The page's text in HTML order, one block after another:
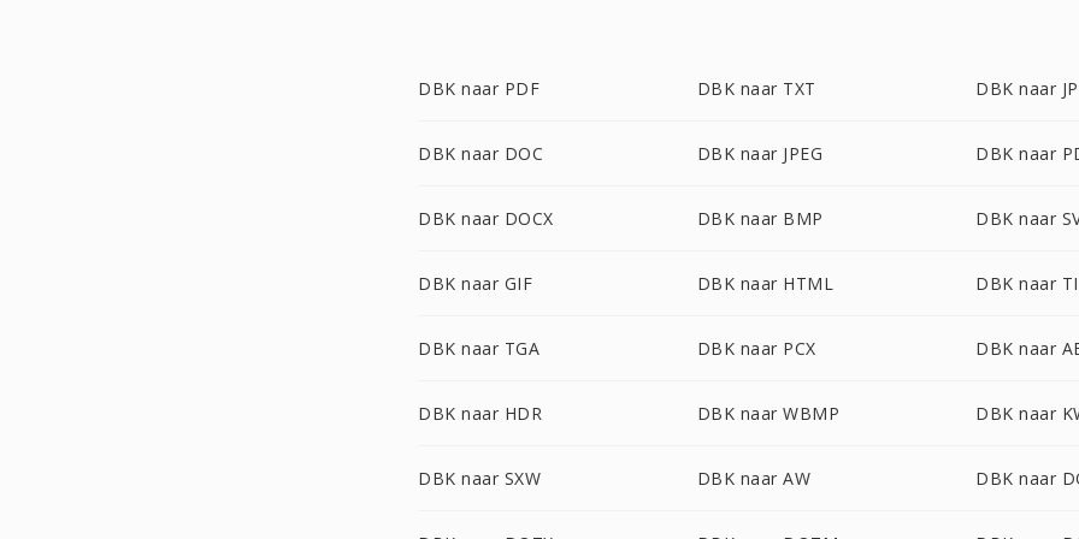
DBK naar PDF DBK naar TXT DBK naar
DBK naar DOC DBK naar JPEG DBK naar
DBK naar DOCX DBK naar BMP DBK naar
DBK naar GIF DBK naar HTML DBK naar
DBK naar TGA DBK naar PCX DBK naar
DBK naar HDR DBK naar WBMP DBK naar
DBK naar SXW DBK naar AW DBK naar